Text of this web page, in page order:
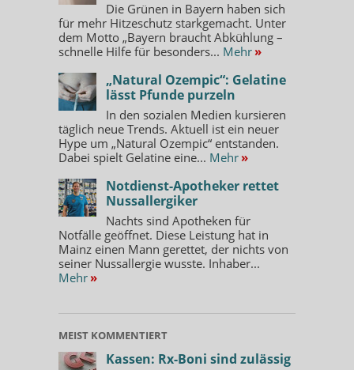
Die Grünen in Bayern haben sich
für mehr Hitzeschutz starkgemacht. Unter
dem Motto „Bayern braucht Abkühlung –
schnelle Hilfe für besonders... Mehr »
„Natural Ozempic“: Gelatine
lässt Pfunde purzeln
In den sozialen Medien kursieren
täglich neue Trends. Aktuell ist ein neuer
Hype um „Natural Ozempic“ entstanden.
Dabei spielt Gelatine eine... Mehr »
Notdienst-Apotheker rettet
Nussallergiker
Nachts sind Apotheken für
Notfälle geöffnet. Diese Leistung hat in
Mainz einen Mann gerettet, der nichts von
seiner Nussallergie wusste. Inhaber...
Mehr »
MEIST KOMMENTIERT
Kassen: Rx-Boni sind zulässig